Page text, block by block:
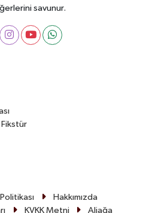
savunur.
Fikstür
Hakkımızda
KVKK Metni Aliağa